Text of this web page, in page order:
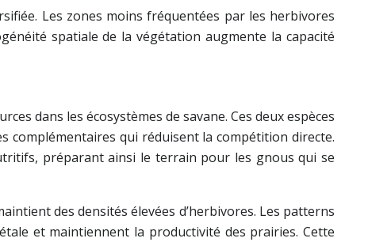
Les zones moins fréquentées par les herbivores
spatiale de la végétation augmente la capacité
dans les écosystèmes de savane. Ces deux espèces
complémentaires qui réduisent la compétition directe.
préparant ainsi le terrain pour les gnous qui se
des densités élevées d’herbivores. Les patterns
et maintiennent la productivité des prairies. Cette